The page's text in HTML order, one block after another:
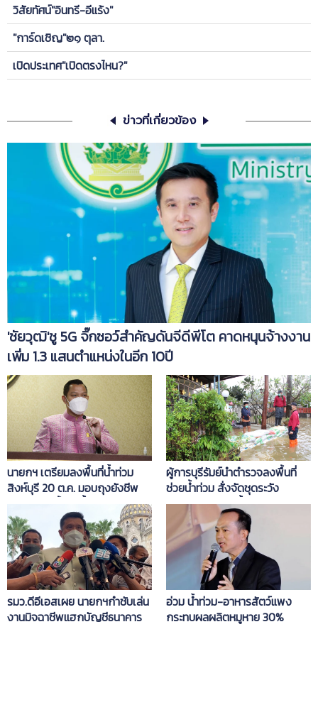
วิสัยทัศน์"อินทรี-อีแร้ง"
"การ์ดเชิญ"๒๑ ตุลา.
เปิดประเทศ"เปิดตรงไหน?"
ข่าวที่เกี่ยวข้อง
'ชัยวุฒิ'ชู 5G จิ๊กซอว์สำคัญดันจีดีพีโต คาดหนุนจ้างงาน
เพิ่ม 1.3 แสนตำแหน่งในอีก 10ปี
นายกฯ เตรียมลงพื้นที่น้ำท่วม
สิงห์บุรี 20 ต.ค. มอบถุงยังชีพ
ตรวจพนังกั้นแม่น้ำเจ้าพระยา
ผู้การบุรีรัมย์นำตำรวจลงพื้นที่
ช่วยน้ำท่วม สั่งจัดชุดระวัง
มิจฉาชีพก่อเหตุซ้ำเติมประชาชน
รมว.ดีอีเอสเผย นายกฯกำชับเล่น
งานมิจฉาชีพแฮกบัญชีธนาคาร
อ่วม น้ำท่วม-อาหารสัตว์แพง
กระทบผลผลิตหมูหาย 30%